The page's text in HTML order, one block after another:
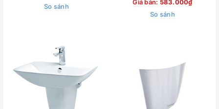
So sánh
Giá bán: 583.000₫
So sánh